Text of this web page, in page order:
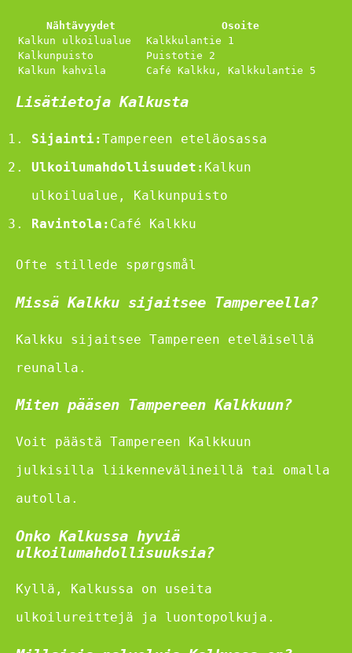
Nähtävyydet
Osoite
Kalkun ulkoilualue
Kalkkulantie 1
Kalkunpuisto
Puistotie 2
Kalkun kahvila
Café Kalkku, Kalkkulantie 5
Lisätietoja Kalkusta
Sijainti:Tampereen eteläosassa
Ulkoilumahdollisuudet: Kalkun
ulkoilualue, Kalkunpuisto
Ravintola: Café Kalkku
Ofte stillede spørgsmål
Missä Kalkku sijaitsee Tampereella?
Kalkku sijaitsee Tampereen eteläisellä
reunalla.
Miten pääsen Tampereen Kalkkuun?
Voit päästä Tampereen Kalkkuun
julkisilla liikennevälineillä tai omalla
autolla.
Onko Kalkussa hyviä
ulkoilumahdollisuuksia?
Kyllä, Kalkussa on useita
ulkoilureittejä ja luontopolkuja.